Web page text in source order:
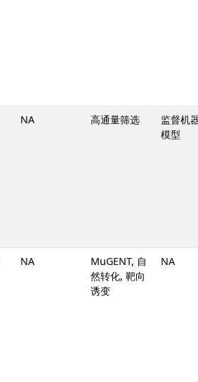
NA 高通量筛选
监督机
模型
NA
MuGENT, 自
然转化, 靶向
诱变
NA